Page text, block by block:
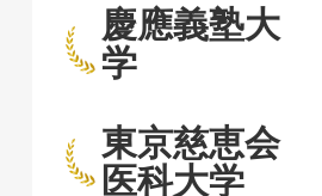
慶應義塾大
学
東京慈恵会
医科大学